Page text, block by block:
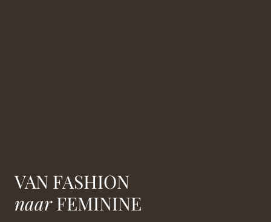
VAN FASHION
naarFEMININE